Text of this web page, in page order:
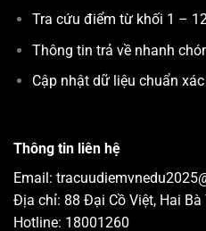
Tra cứu điểm từ khối 1 –
Thông tin trả về nhanh
Cập nhật dữ liệu chuẩn xác
Thông tin liên hệ
Email:
Địa chỉ: 88 Đại Cồ Việt, Hai Bà
Hotline: 18001260